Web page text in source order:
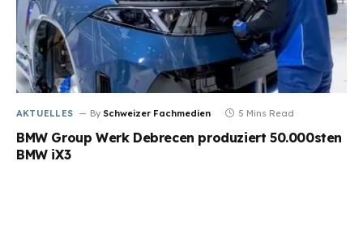
AKTUELLES By Schweizer Fachmedien 5 Mins Read
BMW Group Werk Debrecen produziert 50.000sten
BMW iX3